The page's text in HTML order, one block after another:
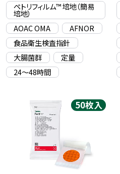
ペトリフィルム™ 培地（簡易
培地）
AOAC OMA
AFNOR
食品衛生検査指針
大腸菌群
定量
24〜48時間
50枚入